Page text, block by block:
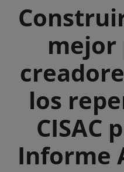
mejor
los
CISAC
Informe